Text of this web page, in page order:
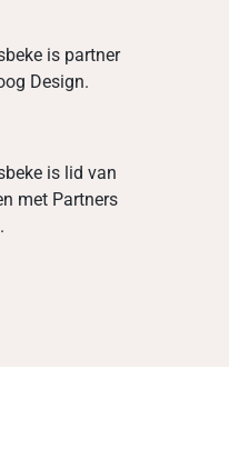
is partner
Design.
is lid van
met Partners